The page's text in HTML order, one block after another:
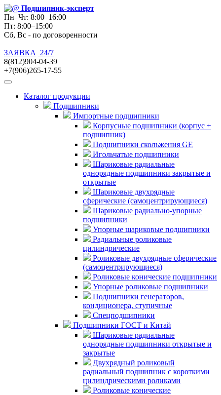
Подшипник-эксперт
Пн–Чт: 8:00–16:00
Пт: 8:00–15:00
Сб, Вс - по договоренности
ЗАЯВКА
24/7
8(812)904-04-39
+7(906)265-17-55
Каталог продукции
Подшипники
Импортные подшипники
Корпусные подшипники (корпус +
подшипник)
Подшипники скольжения GE
Игольчатые подшипники
Шариковые радиальные
однорядные подшипники закрытые и
открытые
Шариковые двухрядные
сферические (самоцентрирующиеся)
Шариковые радиально-упорные
подшипники
Упорные шариковые подшипники
Радиальные роликовые
цилиндрические
Роликовые двухрядные сферические
(самоцентрирующиеся)
Роликовые конические подшипники
Упорные роликовые подшипники
Подшипники генераторов,
кондиционера, ступичные
Спецподшипники
Подшипники ГОСТ и Китай
Шариковые радиальные
однорядные подшипники открытые и
закрытые
Двухрядный роликовый
радиальный подшипник с короткими
цилиндрическими роликами
Роликовые конические